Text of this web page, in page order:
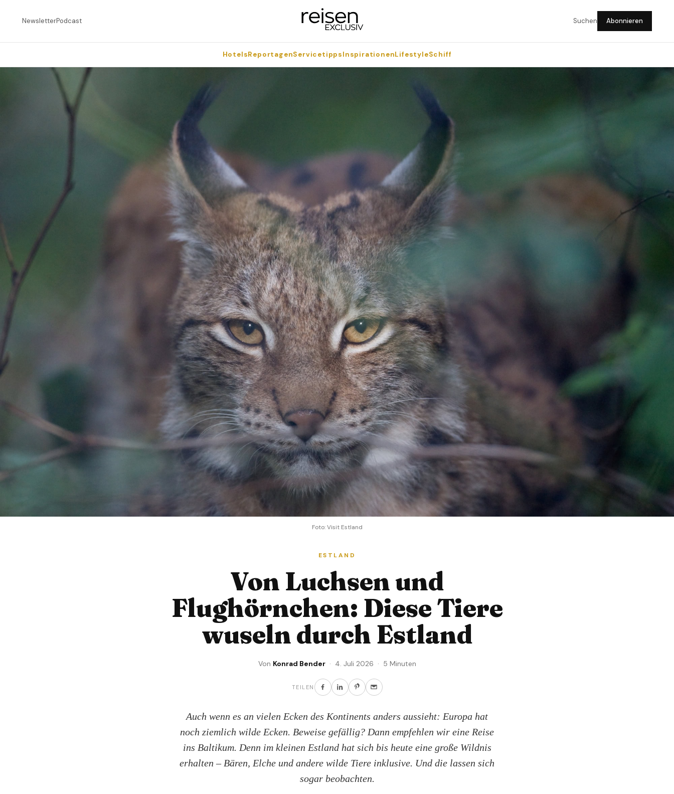
NewsletterPodcast Suchen Abonnieren
HotelsReportagenServicetippsInspirationenLifestyleSchiff
Foto: Visit Estland
ESTLAND
Von Luchsen und
Flughörnchen: Diese Tiere
wuseln durch Estland
Von Konrad Bender· 4. Juli 2026 · 5 Minuten
TEILEN
Auch wenn es an vielen Ecken des Kontinents anders aussieht: Europa hat
noch ziemlich wilde Ecken. Beweise gefällig? Dann empfehlen wir eine Reise
ins Baltikum. Denn im kleinen Estland hat sich bis heute eine große Wildnis
erhalten – Bären, Elche und andere wilde Tiere inklusive. Und die lassen sich
sogar beobachten.